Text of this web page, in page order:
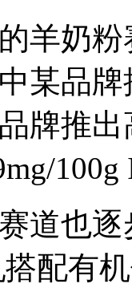
奶粉
某品
牌推
也逐
配有